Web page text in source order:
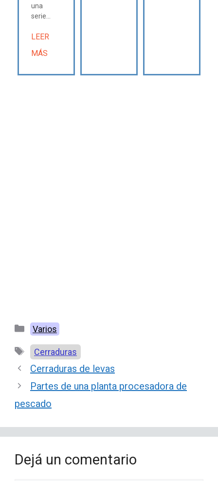
una
serie...
LEER
MÁS
Categorías
Varios
Etiquetas
Cerraduras
Cerraduras de levas
Partes de una planta procesadora de
pescado
Dejá un comentario